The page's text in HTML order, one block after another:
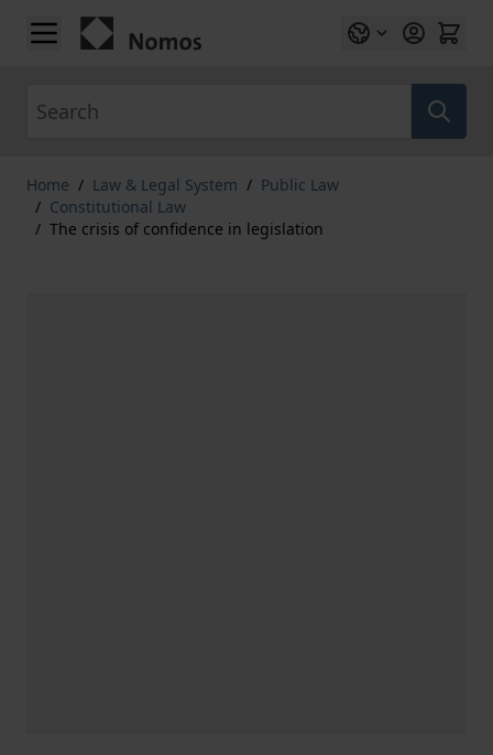
Skip to Content
Home / Law & Legal System / Public Law
/ Constitutional Law
/ The crisis of confidence in legislation